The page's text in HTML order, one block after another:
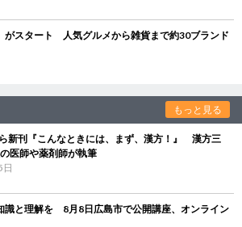
がスタート 人気グルメから雑貨まで約30ブランド
もっと見る
新刊『こんなときには、まず、漢方！』 漢方三
医師や薬剤師が執筆
識と理解を 8月8日広島市で公開講座、オンライン